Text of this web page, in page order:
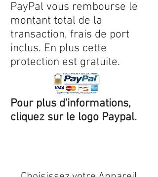
PayPal vous rembourse le
montant total de la
transaction, frais de port
inclus. En plus cette
protection est gratuite.
Pour plus d'informations,
cliquez sur le logo Paypal.